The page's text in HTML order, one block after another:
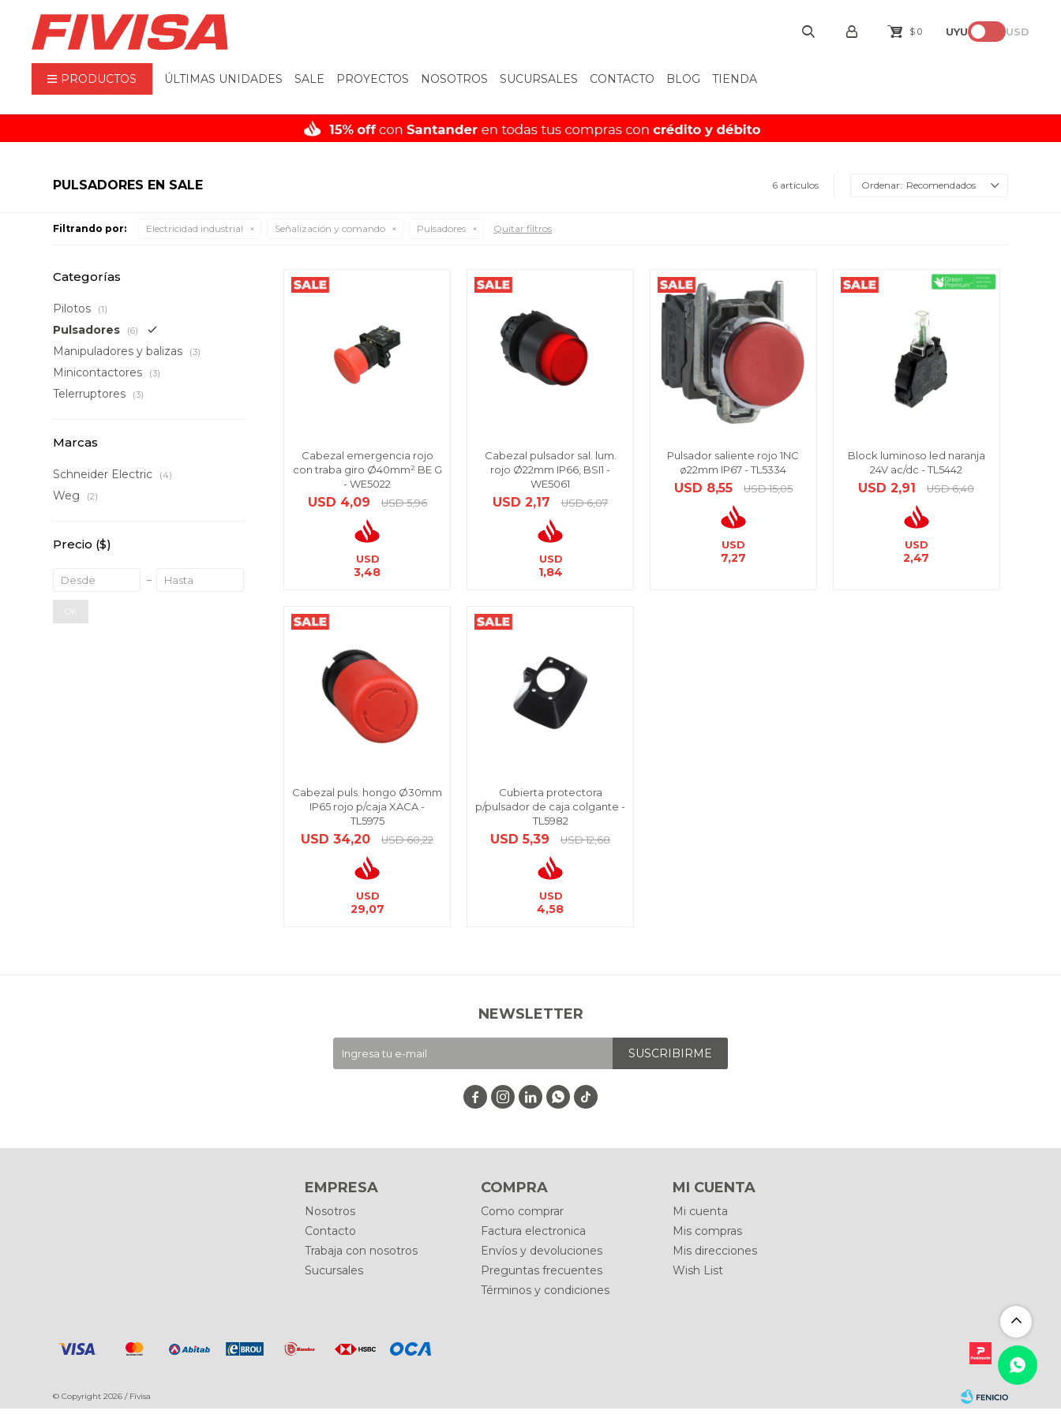
PRODUCTOS ÚLTIMAS UNIDADES SALE PROYECTOS NOSOTROS SUCURSALES CONTACTO BLOG TIENDA
$ 0 UYU USD
PULSADORES EN SALE 6 artículos Recomendados
Filtrando por: Electricidad industrial Señalización y comando Pulsadores Quitar filtros
Cabezal emergencia rojo
con traba giro Ø40mm² BE G
- WE5022
USD 4,09 USD 5,96
USD
3,48
Cabezal pulsador sal. lum.
rojo Ø22mm IP66, BSI1 -
WE5061
USD 2,17 USD 6,07
USD
1,84
Pulsador saliente rojo 1NC
ø22mm IP67 - TL5334
USD 8,55 USD 15,05
USD
7,27
Block luminoso led naranja
24V ac/dc - TL5442
USD 2,91 USD 6,40
USD
2,47
Cabezal puls. hongo Ø30mm
IP65 rojo p/caja XACA -
TL5975
USD 34,20 USD 60,22
USD
29,07
Cubierta protectora
p/pulsador de caja colgante -
TL5982
USD 5,39 USD 12,68
USD
4,58
Categorías
Pilotos (1)
Pulsadores (6)
Manipuladores y balizas (3)
Minicontactores (3)
Telerruptores (3)
Marcas
Schneider Electric (4)
Weg (2)
Precio ($)
OK
EMPRESA
Nosotros
Contacto
Trabaja con nosotros
Sucursales
COMPRA
Como comprar
Factura electronica
Envíos y devoluciones
Preguntas frecuentes
Términos y condiciones
MI CUENTA
Mi cuenta
Mis compras
Mis direcciones
Wish List
NEWSLETTER
SUSCRIBIRME
   
© Copyright 2026 / Fivisa